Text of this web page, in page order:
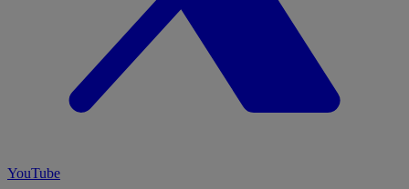
YouTube